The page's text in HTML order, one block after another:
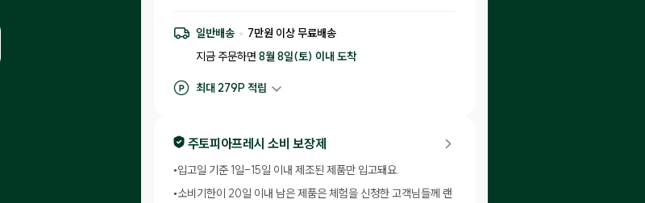
일반배송 7만원 이상 무료배송
지금 주문하면 8월 8일(토) 이내 도착
최대279P 적립
주토피아프레시 소비 보장제
•입고일 기준 1일-15일 이내 제조된 제품만 입고돼요.
•소비기한이 20일 이내 남은 제품은 체험을 신청한 고객님들께 랜